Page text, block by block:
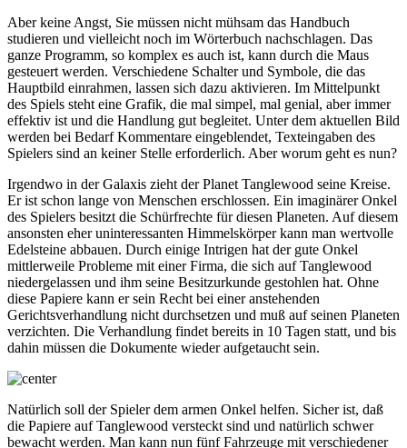
Aber keine Angst, Sie müssen nicht mühsam das Handbuch
studieren und vielleicht noch im Wörterbuch nachschlagen. Das
ganze Programm, so komplex es auch ist, kann durch die Maus
gesteuert werden. Verschiedene Schalter und Symbole, die das
Hauptbild einrahmen, lassen sich dazu aktivieren. Im Mittelpunkt
des Spiels steht eine Grafik, die mal simpel, mal genial, aber immer
effektiv ist und die Handlung gut begleitet. Unter dem aktuellen Bild
werden bei Bedarf Kommentare eingeblendet, Texteingaben des
Spielers sind an keiner Stelle erforderlich. Aber worum geht es nun?
Irgendwo in der Galaxis zieht der Planet Tanglewood seine Kreise.
Er ist schon lange von Menschen erschlossen. Ein imaginärer Onkel
des Spielers besitzt die Schürfrechte für diesen Planeten. Auf diesem
ansonsten eher uninteressanten Himmelskörper kann man wertvolle
Edelsteine abbauen. Durch einige Intrigen hat der gute Onkel
mittlerweile Probleme mit einer Firma, die sich auf Tanglewood
niedergelassen und ihm seine Besitzurkunde gestohlen hat. Ohne
diese Papiere kann er sein Recht bei einer anstehenden
Gerichtsverhandlung nicht durchsetzen und muß auf seinen Planeten
verzichten. Die Verhandlung findet bereits in 10 Tagen statt, und bis
dahin müssen die Dokumente wieder aufgetaucht sein.
Natürlich soll der Spieler dem armen Onkel helfen. Sicher ist, daß
die Papiere auf Tanglewood versteckt sind und natürlich schwer
bewacht werden. Man kann nun fünf Fahrzeuge mit verschiedener